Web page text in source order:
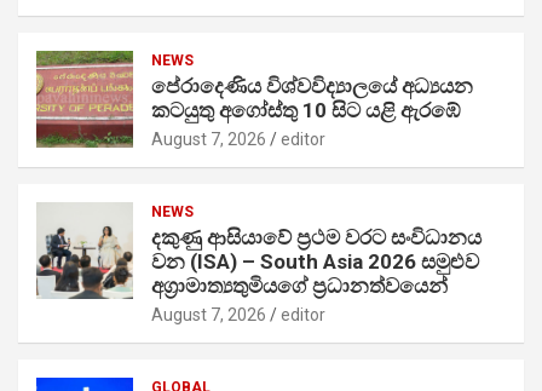
NEWS
පේරාදෙණිය විශ්වවිද්‍යාලයේ අධ්‍යයන
කටයුතු අගෝස්තු 10 සිට යළි ඇරඹේ
August 7, 2026 editor
NEWS
දකුණු ආසියාවේ ප්‍රථම වරට සංවිධානය
වන (ISA) – South Asia 2026 සමුළුව
අග්‍රාමාත්‍යතුමියගේ ප්‍රධානත්වයෙන්
August 7, 2026 editor
GLOBAL